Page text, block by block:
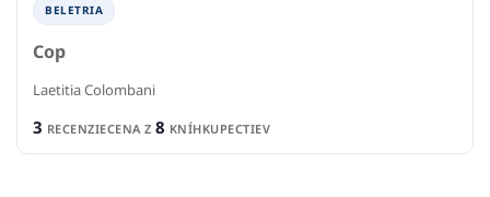
BELETRIA
Cop
Laetitia Colombani
3 RECENZIECENA Z 8 KNÍHKUPECTIEV